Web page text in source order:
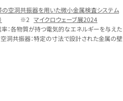
の空洞共振器を用いた微小金属検査システム
マイクロウェーブ展2024
：各物質が持つ電気的なエネルギーを与えた
空洞共振器：特定の寸法で設計された金属の壁